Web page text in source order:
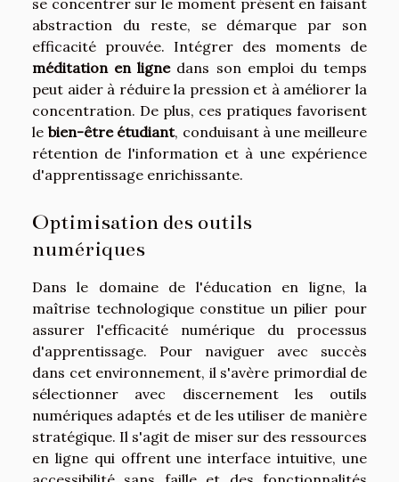
se concentrer sur le moment présent en faisant
abstraction du reste, se démarque par son
efficacité prouvée. Intégrer des moments de
méditation en lignedans son emploi du temps
peut aider à réduire la pression et à améliorer la
concentration. De plus, ces pratiques favorisent
le bien-être étudiant, conduisant à une meilleure
rétention de l'information et à une expérience
d'apprentissage enrichissante.
Optimisation des outils
numériques
Dans le domaine de l'éducation en ligne, la
maîtrise technologique constitue un pilier pour
assurer l'efficacité numérique du processus
d'apprentissage. Pour naviguer avec succès
dans cet environnement, il s'avère primordial de
sélectionner avec discernement les outils
numériques adaptés et de les utiliser de manière
stratégique. Il s'agit de miser sur des ressources
en ligne qui offrent une interface intuitive, une